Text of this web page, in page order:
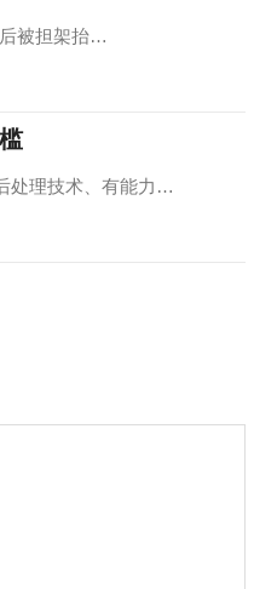
后被担架抬…
处理技术、有能力…